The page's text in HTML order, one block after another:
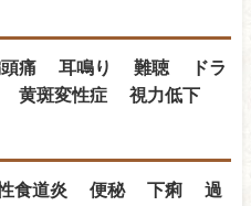
痛 耳鳴り 難聴 ドラ
斑変性症 視力低下
食道炎 便秘 下痢 過